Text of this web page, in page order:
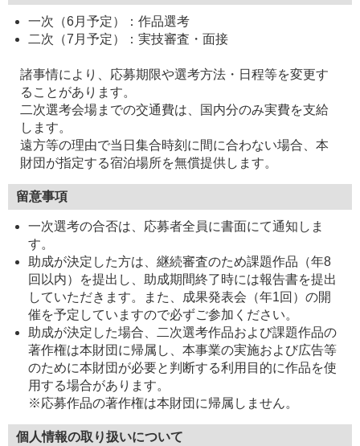
一次（6月予定）：作品選考
二次（7月予定）：実技審査・面接
諸事情により、応募期限や選考方法・日程等を変更す
ることがあります。
二次選考会場までの交通費は、国内分のみ実費を支給
します。
遠方等の理由で当日集合時刻に間に合わない場合、本
財団が指定する宿泊場所を無償提供します。
留意事項
一次選考の合否は、応募者全員に書面にて通知しま
す。
助成が決定した方は、継続審査のため課題作品（年8
回以内）を提出し、助成期間終了時には報告書を提出
していただきます。また、成果発表会（年1回）の開
催を予定していますので必ずご参加ください。
助成が決定した場合、二次選考作品および課題作品の
著作権は本財団に帰属し、本事業の実施および広告等
のために本財団が必要と判断する利用目的に作品を使
用する場合があります。
※応募作品の著作権は本財団に帰属しません。
個人情報の取り扱いについて